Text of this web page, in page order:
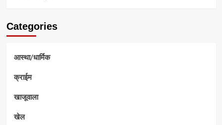
Categories
आस्था/धार्मिक
क्राईम
खाजूवाला
खेल